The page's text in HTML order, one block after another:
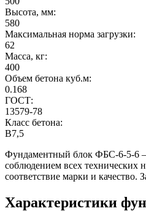
Высота, мм:
580
Максимальная норма загрузки:
62
Масса, кг:
400
Объем бетона куб.м:
0.168
ГОСТ:
13579-78
Класс бетона:
B7,5
Фундаментный блок ФБС-6-5-6 —
соблюдением всех технических
соответствие марки и
Характеристики